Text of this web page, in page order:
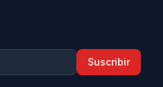
Suscribir